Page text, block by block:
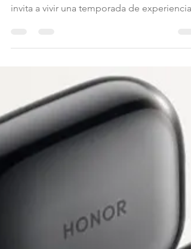
disfrutar el invierno en
Ubicado en el corazón del Valle de
Colchagua, Viña La Playa Hotel & Winery
invita a vivir una temporada de experiencias
diseñadas para disfrutar del invierno entre
viñedos, con propuestas que combinan
junio, el hotel boutique y viña ofrecerán
serie de actividades especialmente
pensadas para celebrar el Día del Padre,
disfrutar del Mundial de Fútbol 2026 y